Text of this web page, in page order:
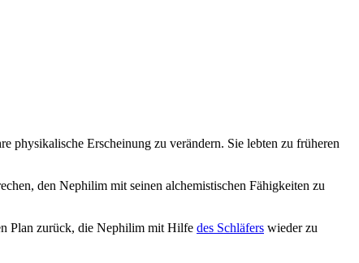
physikalische Erscheinung zu verändern. Sie lebten zu früheren
den Nephilim mit seinen alchemistischen Fähigkeiten zu
Plan zurück, die Nephilim mit Hilfe des Schläfers wieder zu